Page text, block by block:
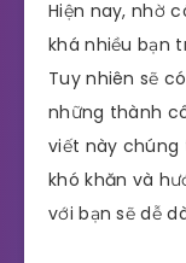
Hiện nay, nhờ
khá nhiều bạn
Tuy nhiên sẽ
những thành
viết này chúng
khó khăn và
với bạn sẽ dễ